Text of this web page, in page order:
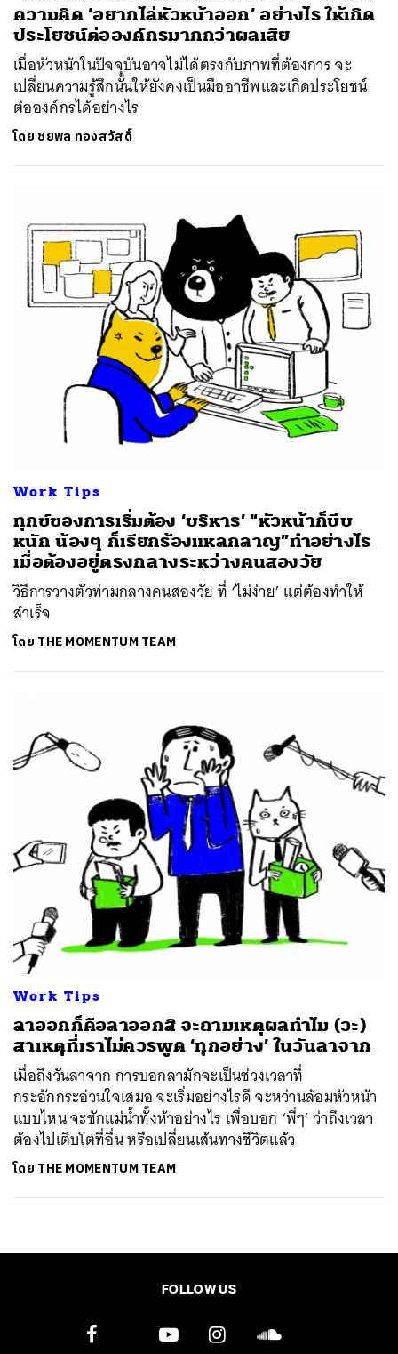
ความคิด ‘อยากไล่หัวหน้าออก’ อย่างไร ให้เกิด
ประโยชน์ต่อองค์กรมากกว่าผลเสีย
เมื่อหัวหน้าในปัจจุบันอาจไม่ได้ตรงกับภาพที่ต้องการ จะ
เปลี่ยนความรู้สึกนั้นให้ยังคงเป็นมืออาชีพและเกิดประโยชน์
ต่อองค์กรได้อย่างไร
โดย ชยพล ทองสวัสดิ์
Work Tips
ทุกข์ของการเริ่มต้อง ‘บริหาร’ “หัวหน้าก็บีบ
หนัก น้องๆ ก็เรียกร้องแหลกลาญ”ทำอย่างไร
เมื่อต้องอยู่ตรงกลางระหว่างคนสองวัย
วิธีการวางตัวท่ามกลางคนสองวัย ที่ ‘ไม่ง่าย’ แต่ต้องทำให้
สำเร็จ
โดย THE MOMENTUM TEAM
Work Tips
ลาออกก็คือลาออกสิ จะถามเหตุผลทำไม (วะ)
สาเหตุที่เราไม่ควรพูด ‘ทุกอย่าง’ ในวันลาจาก
เมื่อถึงวันลาจาก การบอกลามักจะเป็นช่วงเวลาที่
กระอักกระอ่วนใจเสมอ จะเริ่มอย่างไรดี จะหว่านล้อมหัวหน้า
แบบไหน จะชักแม่น้ำทั้งห้าอย่างไร เพื่อบอก ‘พี่ๆ’ ว่าถึงเวลา
ต้องไปเติบโตที่อื่น หรือเปลี่ยนเส้นทางชีวิตแล้ว
โดย THE MOMENTUM TEAM
FOLLOW US
ค้นหา